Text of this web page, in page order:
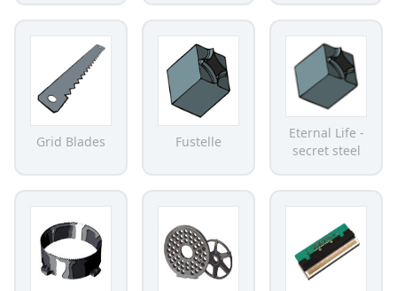
Grid Blades Fustelle
Eternal Life -
secret steel